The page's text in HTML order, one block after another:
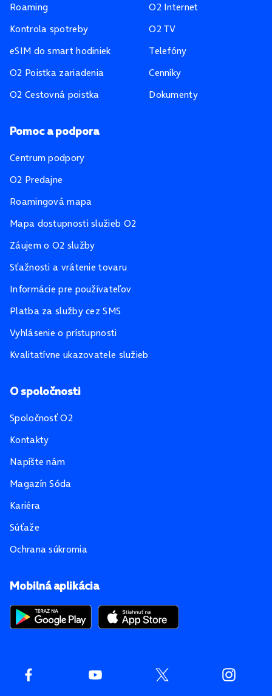
Mobilná aplikácia
Roaming
Kontrola spotreby
eSIM do smart hodiniek
O2 Poistka zariadenia
O2 Cestovná poistka
O2 Internet
O2 TV
Telefóny
Cenníky
Dokumenty
Pomoc a podpora
Centrum podpory
O2 Predajne
Roamingová mapa
Mapa dostupnosti služieb O2
Záujem o O2 služby
Sťažnosti a vrátenie tovaru
Informácie pre používateľov
Platba za služby cez SMS
Vyhlásenie o prístupnosti
Kvalitatívne ukazovatele služieb
O spoločnosti
Spoločnosť O2
Kontakty
Napíšte nám
Magazín Sóda
Kariéra
Súťaže
Ochrana súkromia